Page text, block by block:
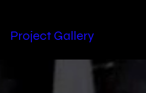
Project Gallery